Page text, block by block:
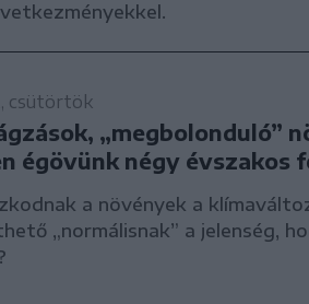
csütörtök
„megbolonduló”
égövünk négy évszakos
a növények a
„normálisnak” a jelenség,